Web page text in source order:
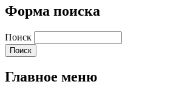
Форма поиска
Поиск
Главное меню